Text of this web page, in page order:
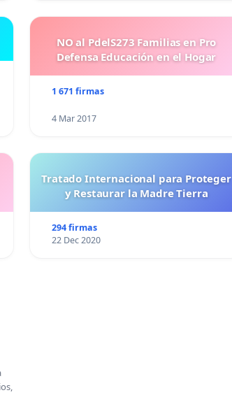
NO al PdelS273 Familias en Pro
Defensa Educación en el Hogar
1 671 firmas
4 Mar 2017
Tratado Internacional para Proteger
y Restaurar la Madre Tierra
294 firmas
22 Dec 2020